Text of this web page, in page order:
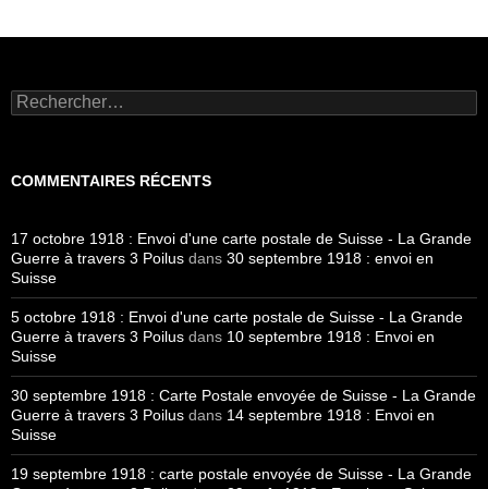
Rechercher :
COMMENTAIRES RÉCENTS
17 octobre 1918 : Envoi d'une carte postale de Suisse - La Grande
Guerre à travers 3 Poilus dans 30 septembre 1918 : envoi en
Suisse
5 octobre 1918 : Envoi d'une carte postale de Suisse - La Grande
Guerre à travers 3 Poilus dans 10 septembre 1918 : Envoi en
Suisse
30 septembre 1918 : Carte Postale envoyée de Suisse - La Grande
Guerre à travers 3 Poilus dans 14 septembre 1918 : Envoi en
Suisse
19 septembre 1918 : carte postale envoyée de Suisse - La Grande